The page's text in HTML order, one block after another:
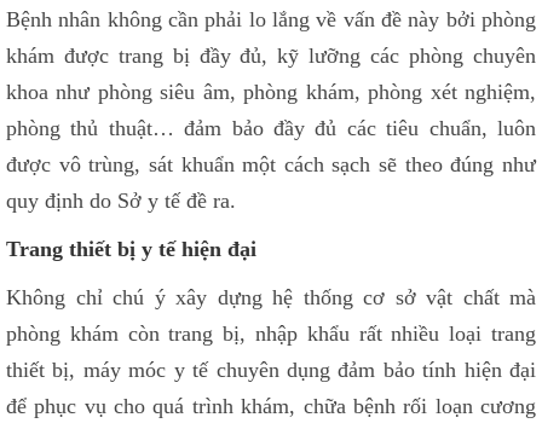
Bệnh nhân không cần phải lo lắng về vấn đề này bởi phòng
khám được trang bị đầy đủ, kỹ lưỡng các phòng chuyên
khoa như phòng siêu âm, phòng khám, phòng xét nghiệm,
phòng thủ thuật… đảm bảo đầy đủ các tiêu chuẩn, luôn
được vô trùng, sát khuẩn một cách sạch sẽ theo đúng như
quy định do Sở y tế đề ra.
Trang thiết bị y tế hiện đại
Không chỉ chú ý xây dựng hệ thống cơ sở vật chất mà
phòng khám còn trang bị, nhập khẩu rất nhiều loại trang
thiết bị, máy móc y tế chuyên dụng đảm bảo tính hiện đại
để phục vụ cho quá trình khám, chữa bệnh rối loạn cương